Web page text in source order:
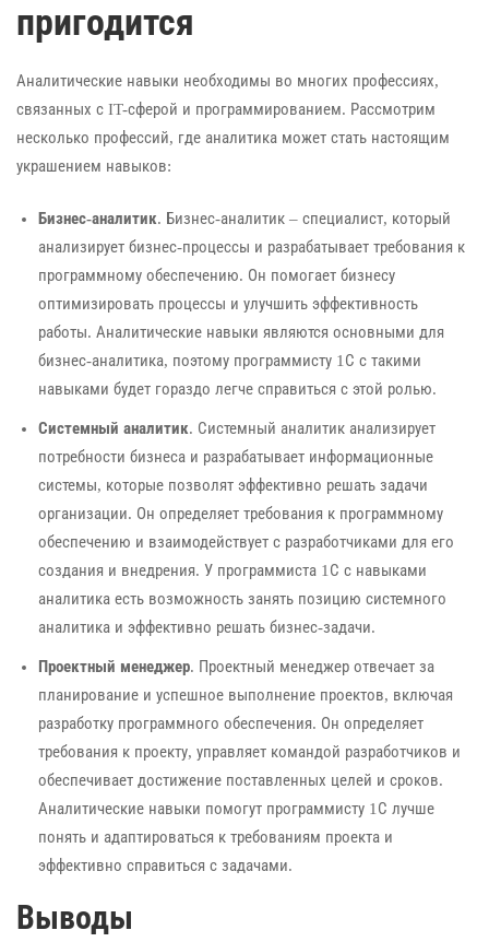
пригодится
Аналитические навыки необходимы во многих профессиях,
связанных с IT-сферой и программированием. Рассмотрим
несколько профессий, где аналитика может стать настоящим
украшением навыков:
Бизнес-аналитик. Бизнес-аналитик – специалист, который
анализирует бизнес-процессы и разрабатывает требования к
программному обеспечению. Он помогает бизнесу
оптимизировать процессы и улучшить эффективность
работы. Аналитические навыки являются основными для
бизнес-аналитика, поэтому программисту 1С с такими
навыками будет гораздо легче справиться с этой ролью.
Системный аналитик. Системный аналитик анализирует
потребности бизнеса и разрабатывает информационные
системы, которые позволят эффективно решать задачи
организации. Он определяет требования к программному
обеспечению и взаимодействует с разработчиками для его
создания и внедрения. У программиста 1С с навыками
аналитика есть возможность занять позицию системного
аналитика и эффективно решать бизнес-задачи.
Проектный менеджер. Проектный менеджер отвечает за
планирование и успешное выполнение проектов, включая
разработку программного обеспечения. Он определяет
требования к проекту, управляет командой разработчиков и
обеспечивает достижение поставленных целей и сроков.
Аналитические навыки помогут программисту 1С лучше
понять и адаптироваться к требованиям проекта и
эффективно справиться с задачами.
Выводы